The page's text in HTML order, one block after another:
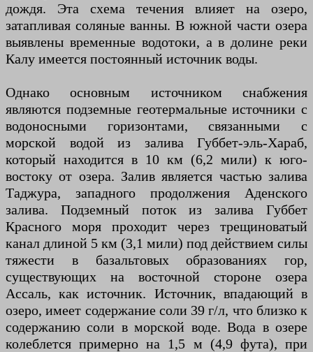
дождя. Эта схема течения влияет на озеро,
затапливая соляные ванны. В южной части озера
выявлены временные водотоки, а в долине реки
Калу имеется постоянный источник воды.
Однако основным источником снабжения
являются подземные геотермальные источники с
водоносными горизонтами, связанными с
морской водой из залива Губбет-эль-Хараб,
который находится в 10 км (6,2 мили) к юго-
востоку от озера. Залив является частью залива
Таджура, западного продолжения Аденского
залива. Подземный поток из залива Губбет
Красного моря проходит через трещиноватый
канал длиной 5 км (3,1 мили) под действием силы
тяжести в базальтовых образованиях гор,
существующих на восточной стороне озера
Ассаль, как источник. Источник, впадающий в
озеро, имеет содержание соли 39 г/л, что близко к
содержанию соли в морской воде. Вода в озере
колеблется примерно на 1,5 м (4,9 фута), при